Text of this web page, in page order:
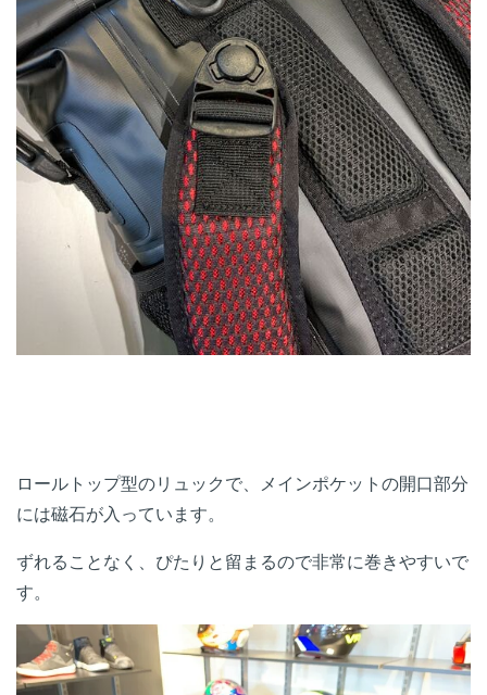
ロールトップ型のリュックで、メインポケットの開口部分
には磁石が入っています。
ずれることなく、ぴたりと留まるので非常に巻きやすいで
す。